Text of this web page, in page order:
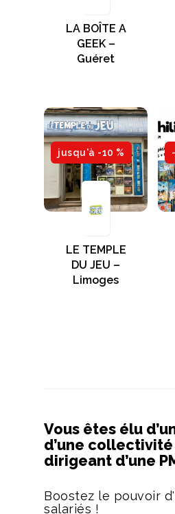
LA BOÎTE A
GEEK –
Guéret
jusqu'à -10 %
LE TEMPLE
DU JEU –
Limoges
Vous êtes élu
d’une
dirigeant d’une
Boostez le pouvoir
salariés !